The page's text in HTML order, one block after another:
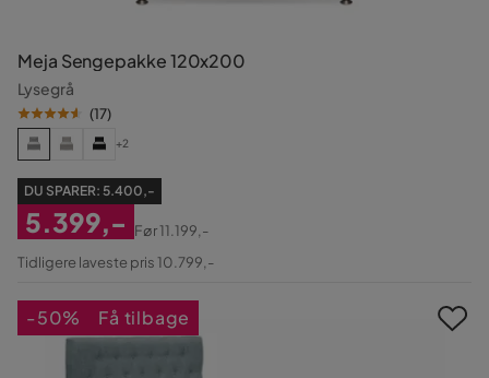
Meja Sengepakke 120x200
Lysegrå
(17)
+2
DU SPARER: 5.400,-
Nedsat
5.399,-
Original
Før11.199,-
Tidligere laveste pris 10.799,-
-50% Få tilbage